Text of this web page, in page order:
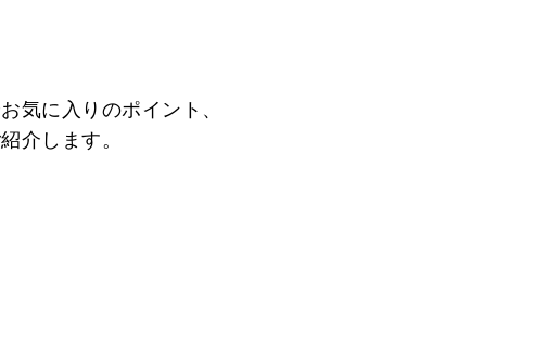
気に入りのポイント、
介します。